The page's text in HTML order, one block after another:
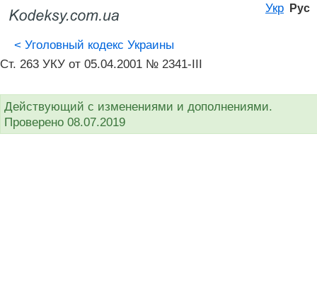
Укр Рус
< Уголовный кодекс Украины
Ст. 263 УКУ от 05.04.2001 № 2341-III
Действующий с изменениями и дополнениями.
Проверено 08.07.2019